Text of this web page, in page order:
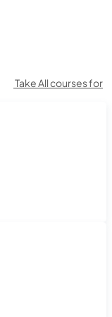
Take All courses for